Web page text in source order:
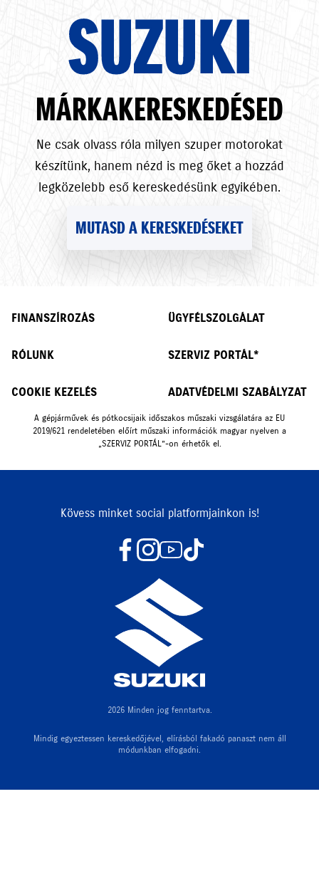
SUZUKI
MÁRKAKERESKEDÉSED
Ne csak olvass róla milyen szuper motorokat
készítünk, hanem nézd is meg őket a hozzád
legközelebb eső kereskedésünk egyikében.
MUTASD A KERESKEDÉSEKET
FINANSZÍROZÁS ÜGYFÉLSZOLGÁLAT
RÓLUNK SZERVIZ PORTÁL*
COOKIE KEZELÉS ADATVÉDELMI SZABÁLYZAT
A gépjárművek és pótkocsijaik időszakos műszaki vizsgálatára az EU
2019/621 rendeletében előírt műszaki információk magyar nyelven a
„SZERVIZ PORTÁL”-on érhetők el.
Kövess minket social platformjainkon is!
2026 Minden jog fenntartva.
Mindig egyeztessen kereskedőjével, elírásból fakadó panaszt nem áll
módunkban elfogadni.